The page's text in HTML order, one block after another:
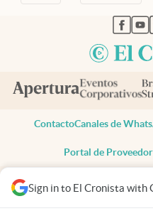
Sign in to El Cronista with
abre
ContactoCanales de
Portal de
Todos los